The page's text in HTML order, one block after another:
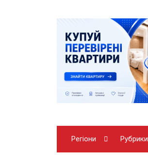
Регіони Рубрики